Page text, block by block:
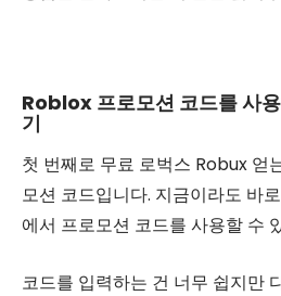
Roblox 프로모션 코드를 사
기
첫 번째로 무료 로벅스 Robux 얻
모션 코드입니다. 지금이라도 바
에서 프로모션 코드를 사용할 수
코드를 입력하는 건 너무 쉽지만